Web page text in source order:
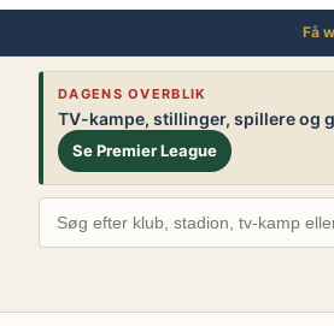
Få
DAGENS OVERBLIK
TV-kampe, stillinger, spillere og
Se Premier League